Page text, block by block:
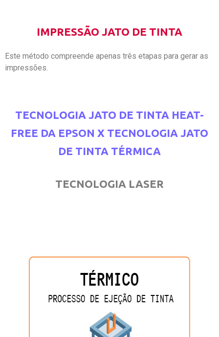
IMPRESSÃO JATO DE TINTA
Este método compreende apenas três etapas para gerar as
impressões.
TECNOLOGIA JATO DE TINTA HEAT-
FREE DA EPSON X TECNOLOGIA JATO
DE TINTA TÉRMICA
TECNOLOGIA LASER